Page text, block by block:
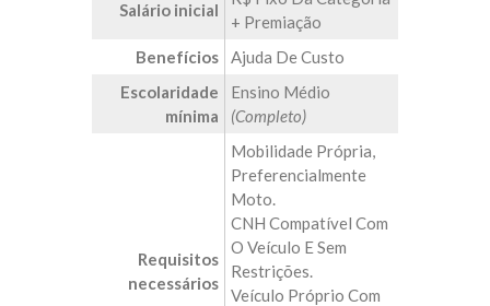
Salário inicial
+ Premiação
Benefícios
Ajuda De Custo
Escolaridade
mínima
Ensino Médio
(Completo)
Requisitos
necessários
Mobilidade Própria,
Preferencialmente
Moto.
CNH Compatível Com
O Veículo E Sem
Restrições.
Veículo Próprio Com